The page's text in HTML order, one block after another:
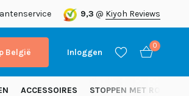
9,3 @ Kiyoh Reviews
België Inloggen
0
ACCESSOIRES STOPPEN MET ROKEN